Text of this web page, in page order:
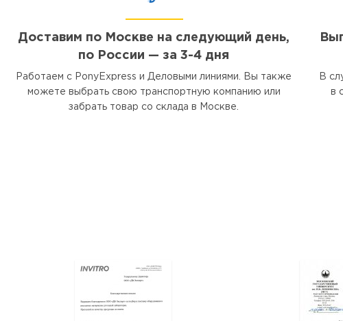
Доставим по Москве на следующий день,
по России — за 3-4 дня
Работаем с PonyExpress и Деловыми линиями. Вы также
можете выбрать свою транспортную компанию или
забрать товар со склада в Москве.
В
в